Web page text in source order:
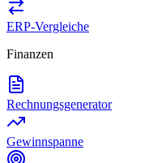
ERP-Vergleiche
Finanzen
Rechnungsgenerator
Gewinnspanne